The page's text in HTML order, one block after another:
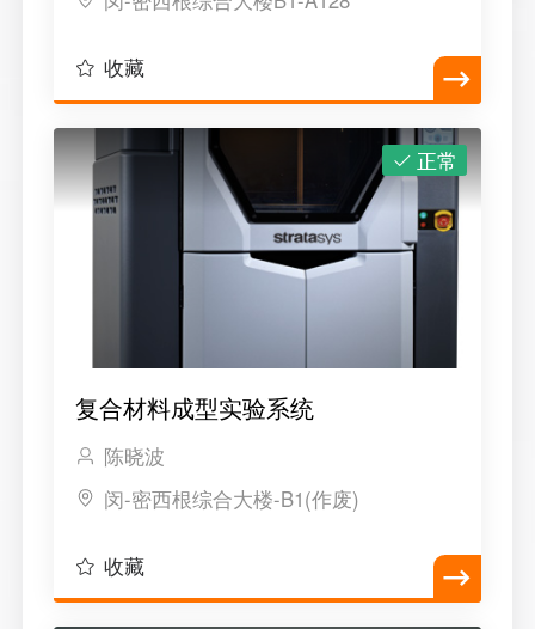
收藏
正常
复合材料成型实验系统
陈晓波
闵-密西根综合大楼-B1(作废)
收藏